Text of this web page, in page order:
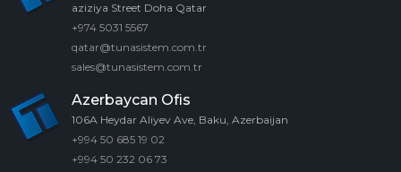
aziziya Street Doha Qatar
+974 5031 5567
qatar@tunasistem.com.tr
sales@tunasistem.com.tr
Azerbaycan Ofis
106A Heydar Aliyev Ave, Baku, Azerbaijan
+994 50 685 19 02
+994 50 232 06 73